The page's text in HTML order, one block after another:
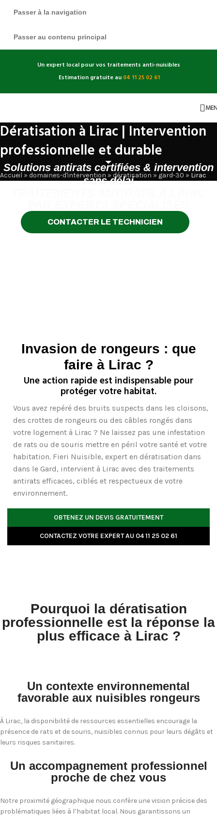
Passer à la navigation
Passer au contenu principal
Un expert local pour vos traitements anti-nuisibles
Estimation gratuite au 04 11 25 02 61
Dératisation à Lirac | Intervention
professionnelle et durable
Accueil » domaines-d'intervention » dératisation » gard-30 » Lirac
Solutions antirats certifiées & intervention
sans délai
CONTACTER LE TECHNICIEN
Invasion de rongeurs : que
faire à Lirac ?
Une action rapide est indispensable pour
protéger votre habitat.
Vous avez repéré des bruits suspects dans les cloisons,
des crottes de rongeurs ou des câbles rongés dans
votre logement à Lirac ? Ne laissez pas une infestation
de rats ou de souris mettre en péril votre santé et votre
habitation. Fieri Nuisible, expert en dératisation dans
dans le Gard, intervient à Lirac avec des traitements
antirats efficaces, ciblés et respectueux de votre
environnement.
OBTENEZ UN DEVIS GRATUITEMENT
CONTACTEZ VOTRE EXPERT AU 04 11 25 02 61
Pourquoi la dératisation
professionnelle est la réponse la
plus efficace à Lirac ?
Un contexte environnemental
favorable aux nuisibles rongeurs
À Lirac, la disponibilité de ressources essentielles encourage la
présence de rats et de souris, nuisibles connus pour leurs dégâts et
leurs risques sanitaires.
Un accompagnement professionnel
proche de chez vous
Notre proximité géographique nous confère une vision précise des
problématiques liées à l’habitat local. Nous garantissons un